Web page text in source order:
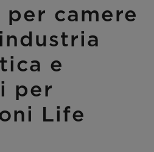
camere
e
per
Life